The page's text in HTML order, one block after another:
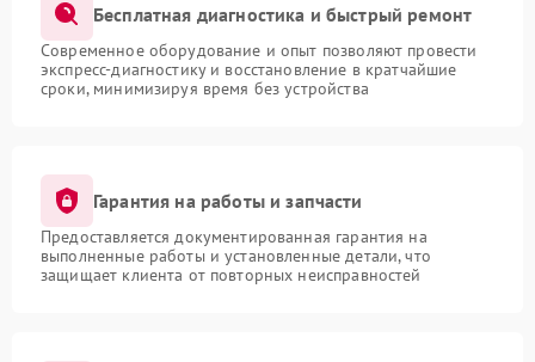
Бесплатная диагностика и быстрый ремонт
Современное оборудование и опыт позволяют провести
экспресс-диагностику и восстановление в кратчайшие
сроки, минимизируя время без устройства
Гарантия на работы и запчасти
Предоставляется документированная гарантия на
выполненные работы и установленные детали, что
защищает клиента от повторных неисправностей